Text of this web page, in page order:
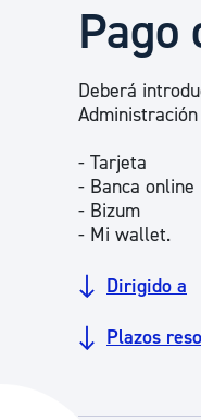
Pago
Deberá
- Tarjeta
- Banca online
- Bizum
- Mi wallet.
Dirigido a
Plazos